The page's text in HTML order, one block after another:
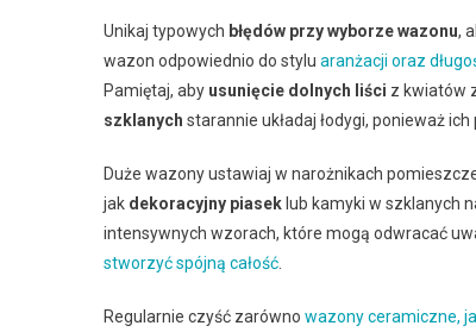
Unikaj typowych błędów przy wyborze wazonu,
wazon odpowiednio do stylu aranżacji oraz
Pamiętaj, aby usunięcie dolnych liści z kwiatów
szklanych starannie układaj łodygi, ponieważ
Duże wazony ustawiaj w narożnikach
jak dekoracyjny piasek lub kamyki w szklanych
intensywnych wzorach, które mogą odwracać
stworzyć spójną całość.
Regularnie czyść zarówno wazony ceramiczne,